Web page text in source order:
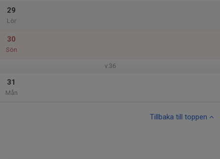
29
Lör
30
Sön
v.36
31
Mån
Tillbaka till toppen